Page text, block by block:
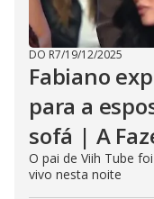
DO R7/19/12/2025
Fabiano
para a
sofá | A
O pai de Viih Tube
vivo nesta noite